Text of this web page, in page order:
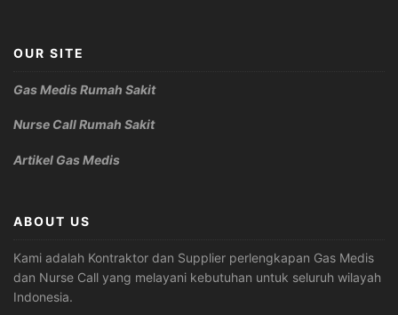
OUR SITE
Gas Medis Rumah Sakit
Nurse Call Rumah Sakit
Artikel Gas Medis
ABOUT US
Kami adalah Kontraktor dan Supplier perlengkapan Gas Medis
dan Nurse Call yang melayani kebutuhan untuk seluruh wilayah
Indonesia.